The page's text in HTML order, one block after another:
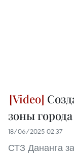
зоны
18/06/2025 02:37
СТЗ Дананга